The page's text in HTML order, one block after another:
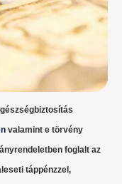
valamint e törvény
foglalt az
táppénzzel,